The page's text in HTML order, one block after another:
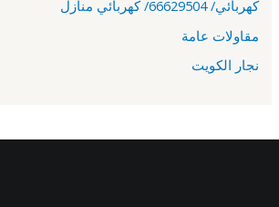
كهربائي/ 66629504/ كهربائي منازل
مقاولات عامة
نجار الكويت